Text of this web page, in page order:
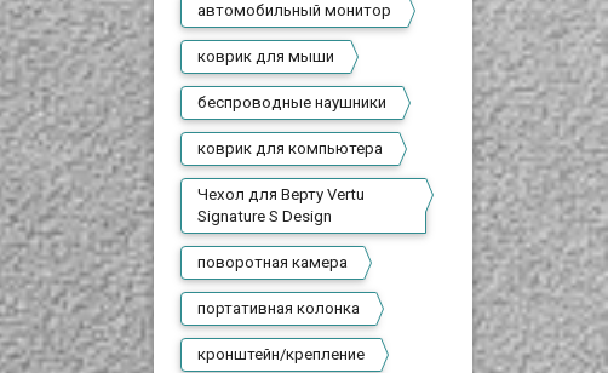
автомобильный монитор
коврик для мыши
беспроводные наушники
коврик для компьютера
Чехол для Верту Vertu
Signature S Design
поворотная камера
портативная колонка
кронштейн/крепление